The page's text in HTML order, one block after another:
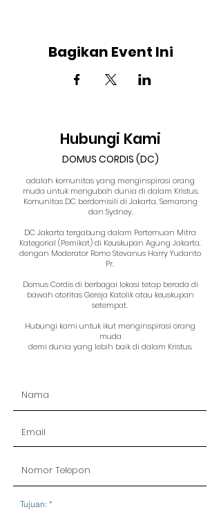
Bagikan Event Ini
Hubungi Kami
DOMUS CORDIS (DC)
adalah komunitas yang menginspirasi orang
muda untuk mengubah dunia di dalam Kristus.
Komunitas DC berdomisili di Jakarta, Semarang
dan Sydney.
DC Jakarta tergabung dalam Pertemuan Mitra
Kategorial (Pemikat) di Keuskupan Agung Jakarta,
dengan Moderator Romo Stevanus Harry Yudanto
Pr.
Domus Cordis di berbagai lokasi tetap berada di
bawah otoritas Gereja Katolik atau keuskupan
setempat.
Hubungi kami untuk ikut menginspirasi orang
muda
demi dunia yang lebih baik di dalam Kristus.
Tujuan: *